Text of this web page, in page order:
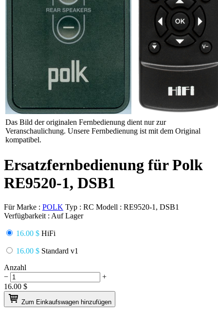
Das Bild der originalen Fernbedienung dient nur zur
Veranschaulichung. Unsere Fernbedienung ist mit dem Original
kompatibel.
Ersatzfernbedienung für Polk
RE9520-1, DSB1
Für Marke : POLK Typ : RC Modell : RE9520-1, DSB1
Verfügbarkeit : Auf Lager
16.00 $ HiFi
16.00 $ Standard v1
Anzahl
−
+
16.00 $
Zum Einkaufswagen hinzufügen